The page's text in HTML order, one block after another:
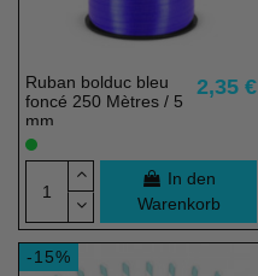
Ruban bolduc bleu
foncé 250 Mètres / 5
mm
2,35 €
In den
Warenkorb
-15%